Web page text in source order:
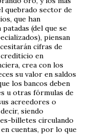
quebrado sector de
que han
(del que se
piensan
cifras de
en
crea con los
su valor en saldos
los bancos deben
u otras fórmulas de
acreedores o
siendo
billetes circulando
cuentas, por lo que